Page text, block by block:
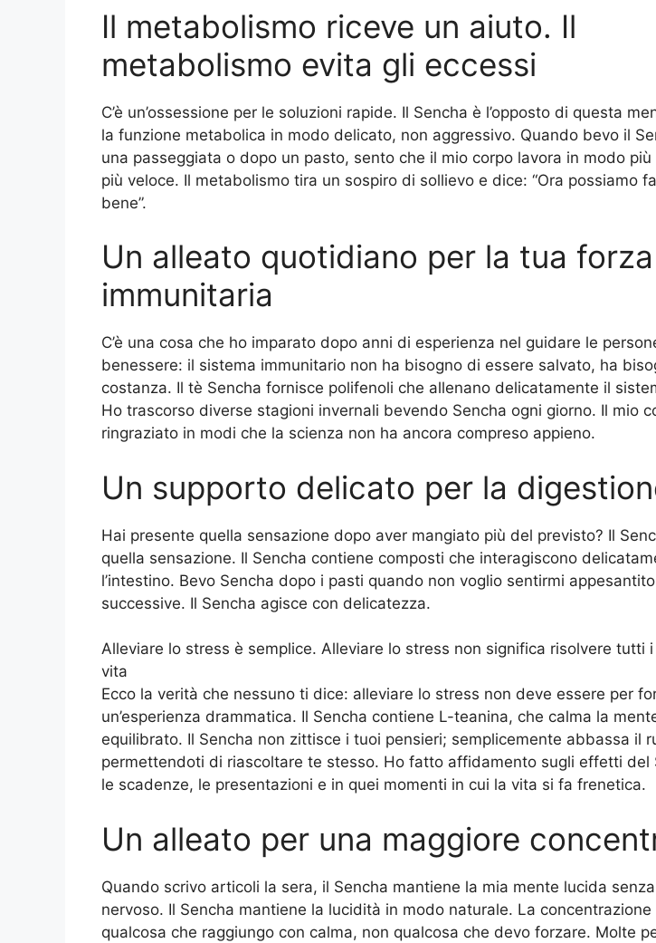
Il metabolismo riceve un aiuto. Il
metabolismo evita gli eccessi
C’è un’ossessione per le soluzioni rapide. Il Sencha è l’opposto di questa
la funzione metabolica in modo delicato, non aggressivo. Quando bevo il
una passeggiata o dopo un pasto, sento che il mio corpo lavora in modo
più veloce. Il metabolismo tira un sospiro di sollievo e dice: “Ora possiamo
bene”.
Un alleato quotidiano per la tua forza
immunitaria
C’è una cosa che ho imparato dopo anni di esperienza nel guidare le
benessere: il sistema immunitario non ha bisogno di essere salvato, ha
costanza. Il tè Sencha fornisce polifenoli che allenano delicatamente il
Ho trascorso diverse stagioni invernali bevendo Sencha ogni giorno. Il mio
ringraziato in modi che la scienza non ha ancora compreso appieno.
Un supporto delicato per la
Hai presente quella sensazione dopo aver mangiato più del previsto? Il
quella sensazione. Il Sencha contiene composti che interagiscono
l’intestino. Bevo Sencha dopo i pasti quando non voglio sentirmi
successive. Il Sencha agisce con delicatezza.
Alleviare lo stress è semplice. Alleviare lo stress non significa risolvere tutti
vita
Ecco la verità che nessuno ti dice: alleviare lo stress non deve essere per
un’esperienza drammatica. Il Sencha contiene L-teanina, che calma la
equilibrato. Il Sencha non zittisce i tuoi pensieri; semplicemente abbassa il
permettendoti di riascoltare te stesso. Ho fatto affidamento sugli effetti del
le scadenze, le presentazioni e in quei momenti in cui la vita si fa frenetica.
Un alleato per una maggiore
Quando scrivo articoli la sera, il Sencha mantiene la mia mente lucida
nervoso. Il Sencha mantiene la lucidità in modo naturale. La
qualcosa che raggiungo con calma, non qualcosa che devo forzare. Molte